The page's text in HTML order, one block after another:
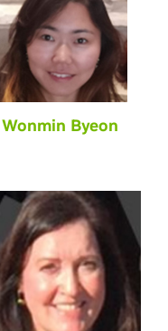
Wonmin Byeon